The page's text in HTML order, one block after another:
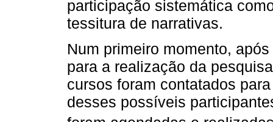
participação sistemática
tessitura de narrativas.
Num primeiro momento,
para a realização da
cursos foram contatados
desses possíveis